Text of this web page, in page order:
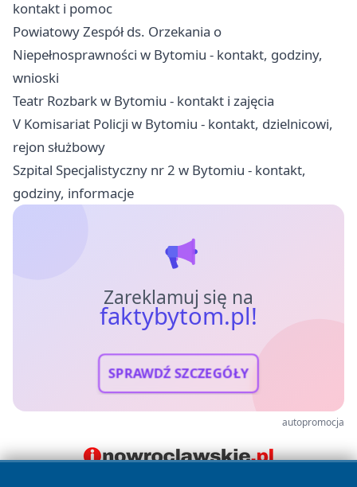
kontakt i pomoc
Powiatowy Zespół ds. Orzekania o
Niepełnosprawności w Bytomiu - kontakt, godziny,
wnioski
Teatr Rozbark w Bytomiu - kontakt i zajęcia
V Komisariat Policji w Bytomiu - kontakt, dzielnicowi,
rejon służbowy
Szpital Specjalistyczny nr 2 w Bytomiu - kontakt,
godziny, informacje
Zareklamuj się na
faktybytom.pl!
SPRAWDŹ SZCZEGÓŁY
autopromocja